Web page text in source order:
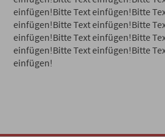
einfügen!Bitte Text einfügen!Bitte
einfügen!Bitte Text einfügen!Bitte
einfügen!Bitte Text einfügen!Bitte
einfügen!Bitte Text einfügen!Bitte
einfügen!